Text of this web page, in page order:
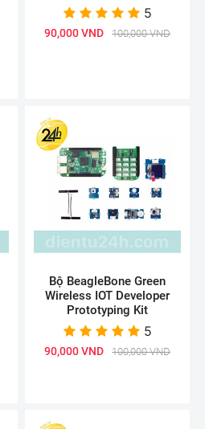
5
90,000 VND 100,000 VND
Bộ BeagleBone Green
Wireless IOT Developer
Prototyping Kit
5
90,000 VND 100,000 VND